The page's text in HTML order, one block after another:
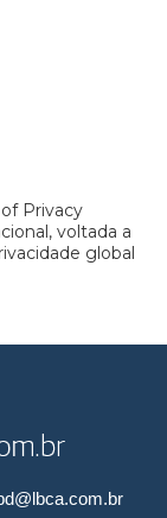
Privacy
voltada a
global